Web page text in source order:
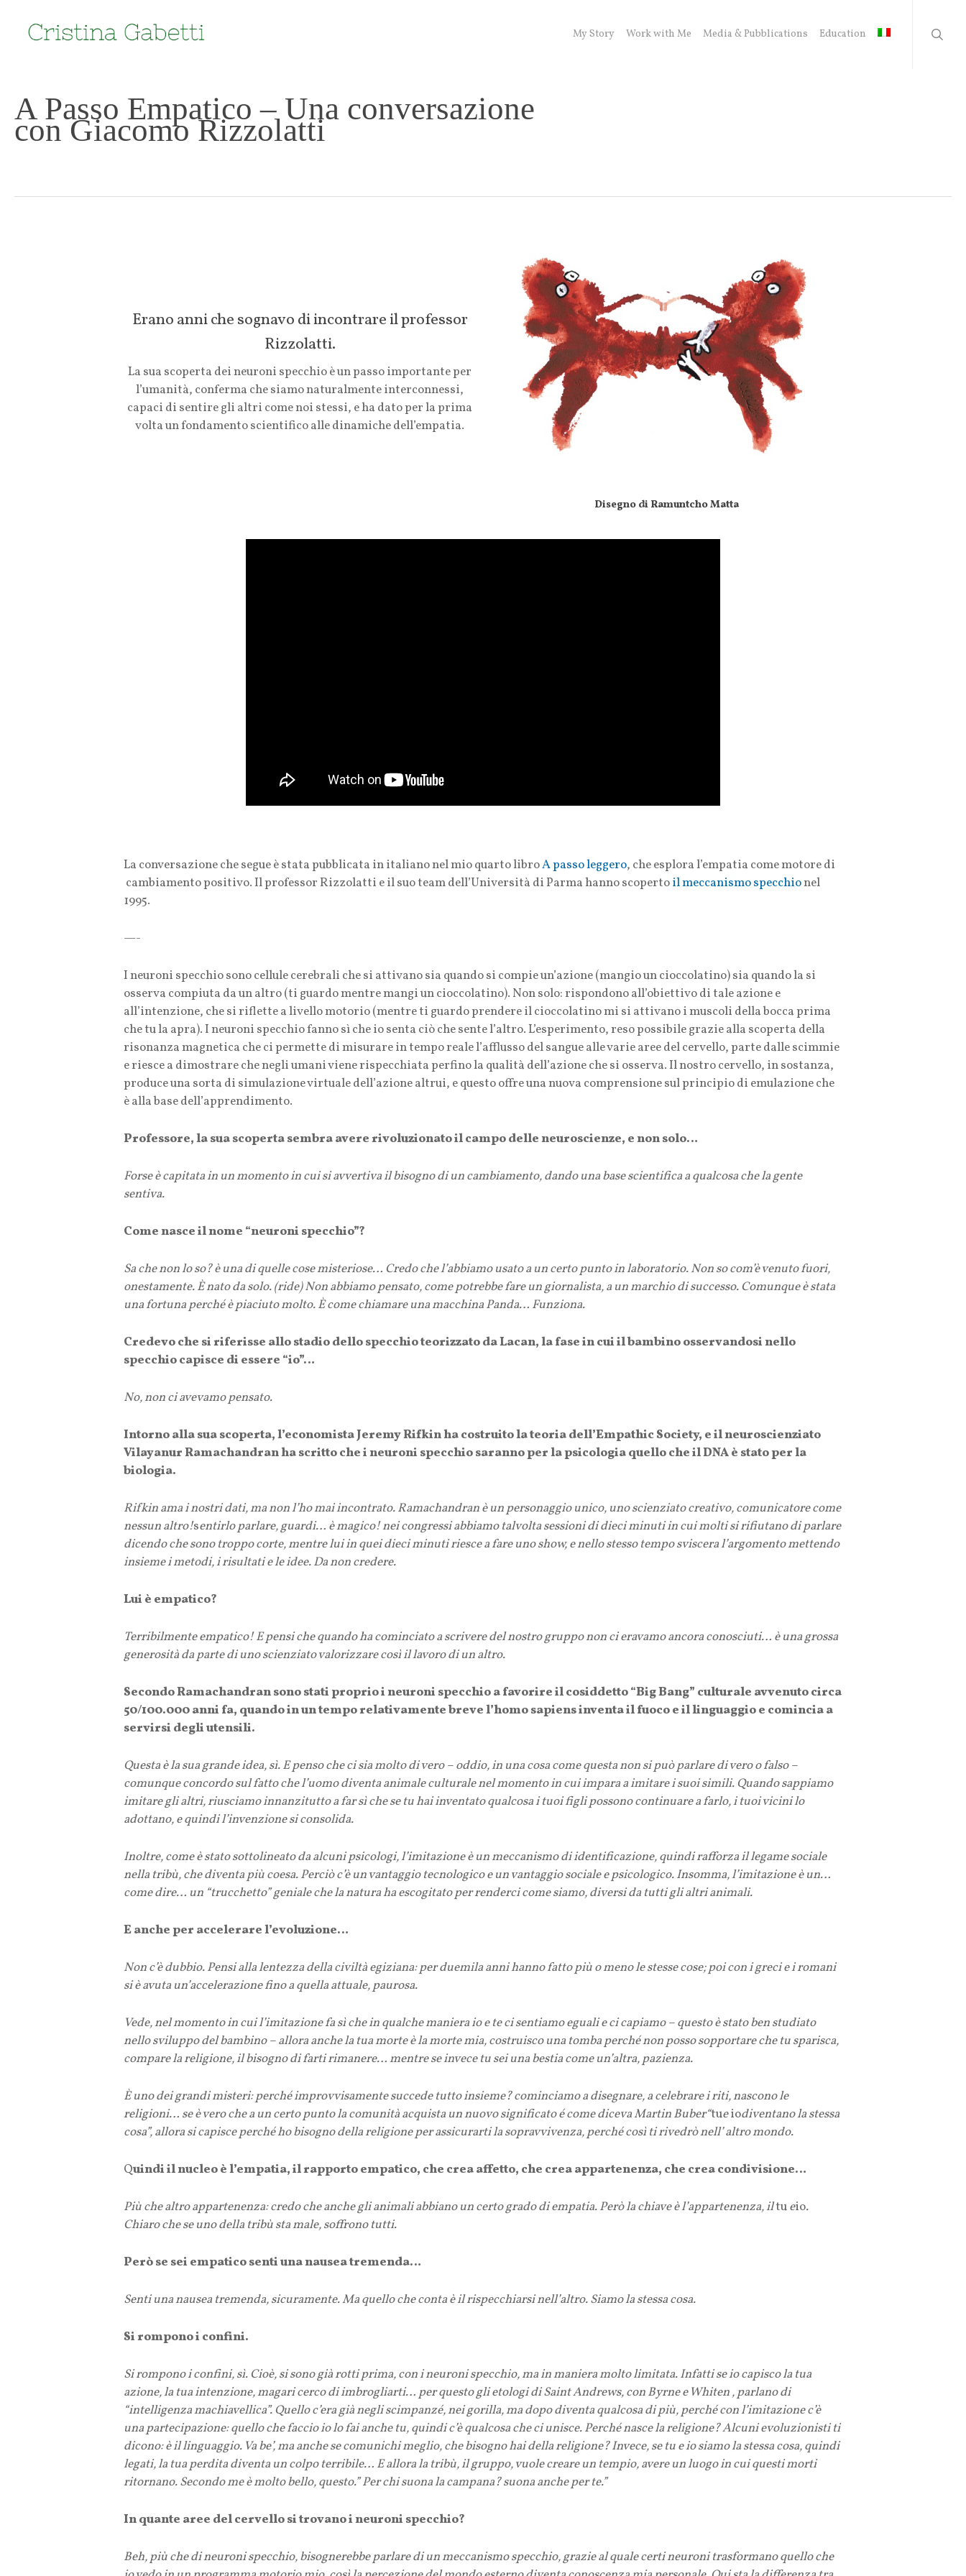
My Story Work with Me Media & Pubblications Education
A Passo Empatico – Una conversazione
con Giacomo Rizzolatti
Erano anni che sognavo di incontrare il professor
Rizzolatti.
La sua scoperta dei neuroni specchio è un passo importante per
l’umanità, conferma che siamo naturalmente interconnessi,
capaci di sentire gli altri come noi stessi, e ha dato per la prima
volta un fondamento scientifico alle dinamiche dell’empatia.
Disegno di Ramuntcho Matta
La conversazione che segue è stata pubblicata in italiano nel mio quarto libroA passo leggero, che esplora l’empatia come motore di
cambiamento positivo. Il professor Rizzolatti e il suo team dell’Università di Parma hanno scopertoil meccanismo specchionel
1995.
—-
I neuroni specchio sono cellule cerebrali che si attivano sia quando si compie un’azione (mangio un cioccolatino) sia quando la si
osserva compiuta da un altro (ti guardo mentre mangi un cioccolatino). Non solo: rispondono all’obiettivo di tale azione e
all’intenzione, che si riflette a livello motorio (mentre ti guardo prendere il cioccolatino mi si attivano i muscoli della bocca prima
che tu la apra). I neuroni specchio fanno sì che io senta ciò che sente l’altro. L’esperimento, reso possibile grazie alla scoperta della
risonanza magnetica che ci permette di misurare in tempo reale l’afflusso del sangue alle varie aree del cervello, parte dalle scimmie
e riesce a dimostrare che negli umani viene rispecchiata perfino la qualità dell’azione che si osserva. Il nostro cervello, in sostanza,
produce una sorta di simulazione virtuale dell’azione altrui, e questo offre una nuova comprensione sul principio di emulazione che
è alla base dell’apprendimento.
Professore, la sua scoperta sembra avere rivoluzionato il campo delle neuroscienze, e non solo…
Forse è capitata in un momento in cui si avvertiva il bisogno di un cambiamento, dando una base scientifica a qualcosa che la gente
sentiva.
Come nasce il nome “neuroni specchio”?
Sa che non lo so? è una di quelle cose misteriose… Credo che l’abbiamo usato a un certo punto in laboratorio. Non so com’è venuto fuori,
onestamente. È nato da solo. (ride) Non abbiamo pensato, come potrebbe fare un giornalista, a un marchio di successo. Comunque è stata
una fortuna perché è piaciuto molto. È come chiamare una macchina Panda… Funziona.
Credevo che si riferisse allo stadio dello specchio teorizzato da Lacan, la fase in cui il bambino osservandosi nello
specchio capisce di essere “io”…
No, non ci avevamo pensato.
Intorno alla sua scoperta, l’economista Jeremy Rifkin ha costruito la teoria dell’Empathic Society, e il neuroscienziato
Vilayanur Ramachandran ha scritto che i neuroni specchio saranno per la psicologia quello che il DNA è stato per la
biologia.
Rifkin ama i nostri dati, ma non l’ho mai incontrato. Ramachandran è un personaggio unico, uno scienziato creativo, comunicatore come
nessun altro!sentirlo parlare, guardi… è magico! nei congressi abbiamo talvolta sessioni di dieci minuti in cui molti si rifiutano di parlare
dicendo che sono troppo corte, mentre lui in quei dieci minuti riesce a fare uno show, e nello stesso tempo sviscera l’argomento mettendo
insieme i metodi, i risultati e le idee. Da non credere.
Lui è empatico?
Terribilmente empatico! E pensi che quando ha cominciato a scrivere del nostro gruppo non ci eravamo ancora conosciuti… è una grossa
generosità da parte di uno scienziato valorizzare così il lavoro di un altro.
Secondo Ramachandran sono stati proprio i neuroni specchio a favorire il cosiddetto “Big Bang” culturale avvenuto circa
50/100.000 anni fa, quando in un tempo relativamente breve l’homo sapiens inventa il fuoco e il linguaggio e comincia a
servirsi degli utensili.
Questa è la sua grande idea, sì. E penso che ci sia molto di vero – oddio, in una cosa come questa non si può parlare di vero o falso –
comunque concordo sul fatto che l’uomo diventa animale culturale nel momento in cui impara a imitare i suoi simili. Quando sappiamo
imitare gli altri, riusciamo innanzitutto a far sì che se tu hai inventato qualcosa i tuoi figli possono continuare a farlo, i tuoi vicini lo
adottano, e quindi l’invenzione si consolida.
Inoltre, come è stato sottolineato da alcuni psicologi, l’imitazione è un meccanismo di identificazione, quindi rafforza il legame sociale
nella tribù, che diventa più coesa. Perciò c’è un vantaggio tecnologico e un vantaggio sociale e psicologico. Insomma, l’imitazione è un…
come dire… un “trucchetto” geniale che la natura ha escogitato per renderci come siamo, diversi da tutti gli altri animali.
E anche per accelerare l’evoluzione…
Non c’è dubbio. Pensi alla lentezza della civiltà egiziana: per duemila anni hanno fatto più o meno le stesse cose; poi con i greci e i romani
si è avuta un’accelerazione fino a quella attuale, paurosa.
Vede, nel momento in cui l’imitazione fa sì che in qualche maniera io e te ci sentiamo eguali e ci capiamo – questo è stato ben studiato
nello sviluppo del bambino – allora anche la tua morte è la morte mia, costruisco una tomba perché non posso sopportare che tu sparisca,
compare la religione, il bisogno di farti rimanere… mentre se invece tu sei una bestia come un’altra, pazienza.
È uno dei grandi misteri: perché improvvisamente succede tutto insieme? cominciamo a disegnare, a celebrare i riti, nascono le
religioni… se è vero che a un certo punto la comunità acquista un nuovo significato é come diceva Martin Buber“tueiodiventano la stessa
cosa”, allora si capisce perché ho bisogno della religione per assicurarti la sopravvivenza, perché così ti rivedrò nell’ altro mondo.
Quindi il nucleo è l’empatia, il rapporto empatico, che crea affetto, che crea appartenenza, che crea condivisione…
Più che altro appartenenza: credo che anche gli animali abbiano un certo grado di empatia. Però la chiave è l’appartenenza, iltueio.
Chiaro che se uno della tribù sta male, soffrono tutti.
Però se sei empatico senti una nausea tremenda…
Senti una nausea tremenda, sicuramente. Ma quello che conta è il rispecchiarsi nell’altro. Siamo la stessa cosa.
Si rompono i confini.
Si rompono i confini, sì. Cioè, si sono già rotti prima, con i neuroni specchio, ma in maniera molto limitata. Infatti se io capisco la tua
azione, la tua intenzione, magari cerco di imbrogliarti… per questo gli etologi di Saint Andrews, con Byrne e Whiten , parlano di
“intelligenza machiavellica”. Quello c’era già negli scimpanzé, nei gorilla, ma dopo diventa qualcosa di più, perché con l’imitazione c’è
una partecipazione: quello che faccio io lo fai anche tu, quindi c’è qualcosa che ci unisce. Perché nasce la religione? Alcuni evoluzionisti ti
dicono: è il linguaggio. Va be’, ma anche se comunichi meglio, che bisogno hai della religione? Invece, se tu e io siamo la stessa cosa, quindi
legati, la tua perdita diventa un colpo terribile… E allora la tribù, il gruppo, vuole creare un tempio, avere un luogo in cui questi morti
ritornano. Secondo me è molto bello, questo.” Per chi suona la campana? suona anche per te.”
In quante aree del cervello si trovano i neuroni specchio?
Beh, più che di neuroni specchio, bisognerebbe parlare di un meccanismo specchio, grazie al quale certi neuroni trasformano quello che